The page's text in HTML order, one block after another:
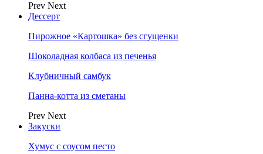
Prev Next
Дессерт
Пирожное «Картошка» без сгущенки
Шоколадная колбаса из печенья
Клубничный самбук
Панна-котта из сметаны
Prev Next
Закуски
Хумус с соусом песто